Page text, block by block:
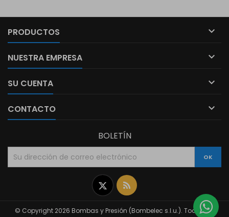
PRODUCTOS 
NUESTRA EMPRESA 
SU CUENTA 
CONTACTO 
BOLETÍN
Twitter
Rss
© Copyright 2026 Bombas y Presión (Bombelec s.l.u.). Todos los